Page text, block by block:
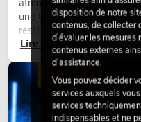
une touche naturelle. Que
restaurants, les centres
bureaux ou sur les stands
qualité fait depuis
d’aménagement modernes.
Lire maintenant
ÉCLAIRAGE
disposition de notre
contenus, de collecter
d’évaluer les
contenus externes
d’assistance.
Vous pouvez décider
services auxquels
services
indispensables et ne